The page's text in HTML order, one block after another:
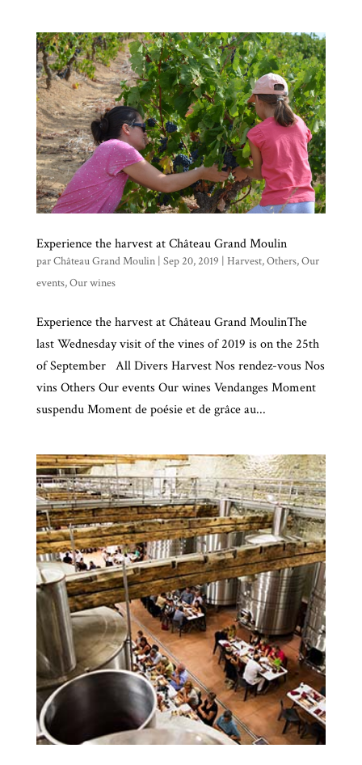
Experience the harvest at Château Grand Moulin
parChâteau Grand Moulin| Sep 20, 2019 Harvest,Others,Our
events,Our wines
Experience the harvest at Château Grand MoulinThe
last Wednesday visit of the vines of 2019 is on the 25th
of September All Divers Harvest Nos rendez-vous Nos
vins Others Our events Our wines Vendanges Moment
suspendu Moment de poésie et de grâce au...